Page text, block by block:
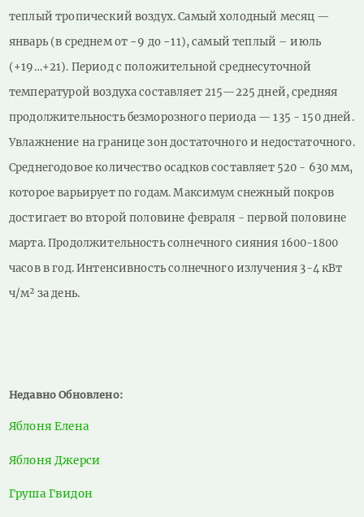
теплый тропический воздух. Самый холодный месяц —
январь (в среднем от −9 до −11), самый теплый – июль
(+19…+21). Период с положительной среднесуточной
температурой воздуха составляет 215—225 дней, средняя
продолжительность безморозного периода — 135 - 150 дней.
Увлажнение на границе зон достаточного и недостаточного.
Среднегодовое количество осадков составляет 520 - 630 мм,
которое варьирует по годам. Максимум снежный покров
достигает во второй половине февраля - первой половине
марта. Продолжительность солнечного сияния 1600-1800
часов в год. Интенсивность солнечного излучения 3-4 кВт
ч/м² за день.
Недавно Обновлено:
Яблоня Елена
Яблоня Джерси
Груша Гвидон